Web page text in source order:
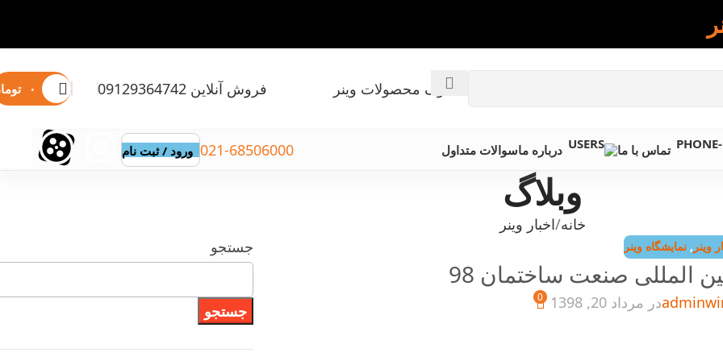
کاتالوگ محصولات وینر فروش آنلاین 09129364742 ۰
تماس با ما درباره ماسوالات متداول 021-68506000 ورود / ثبت نام
وبلاگ
خانه اخبار وینر
وینر , نمایشگاه وینر
المللی صنعت ساختمان 98
در مرداد 20, 1398 0
جستجو
جستجو